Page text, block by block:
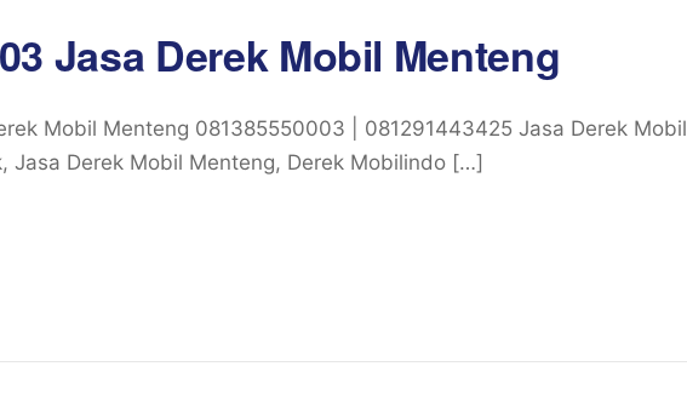
Jasa Derek Mobil Menteng
Mobil Menteng 081385550003 | 081291443425 Jasa Derek Mobil
Jasa Derek Mobil Menteng, Derek Mobilindo […]